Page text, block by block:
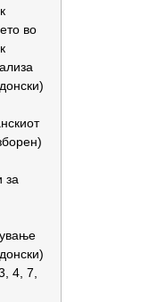
во
за
4, 7,